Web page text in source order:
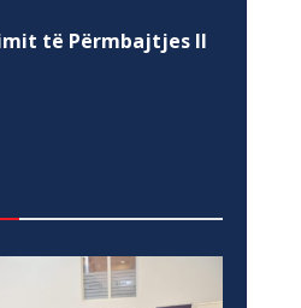
të Përmbajtjes II